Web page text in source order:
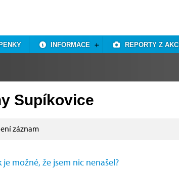
INFORMACE REPORTY Z AKCÍ
Supíkovice
záznam
je možné, že jsem nic nenašel?